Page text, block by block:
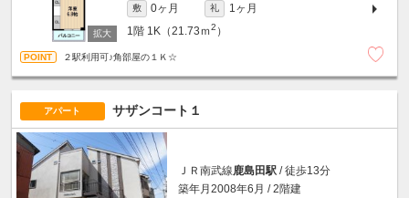
敷 0ヶ月 礼
1ヶ月
1階 1K（21.73ｍ2 ）
２駅利用可♪角部屋の１Ｋ☆
アパート サザンコート１
ＪＲ南武線鹿島田駅 / 徒歩13分
築年月2008年6月 / 2階建